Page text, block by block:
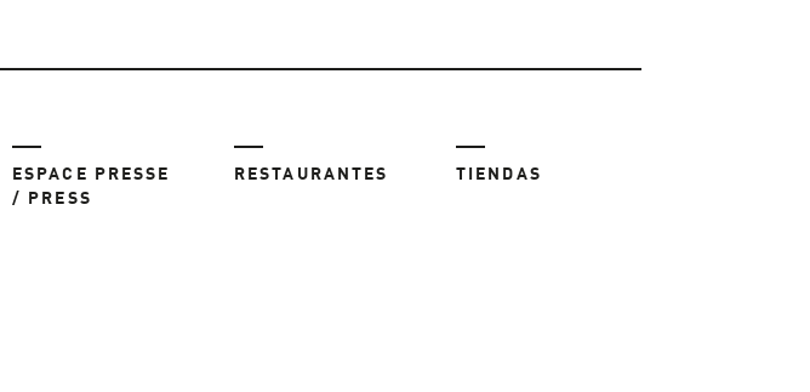
ESPACE PRESSE
/ PRESS
RESTAURANTES TIENDAS